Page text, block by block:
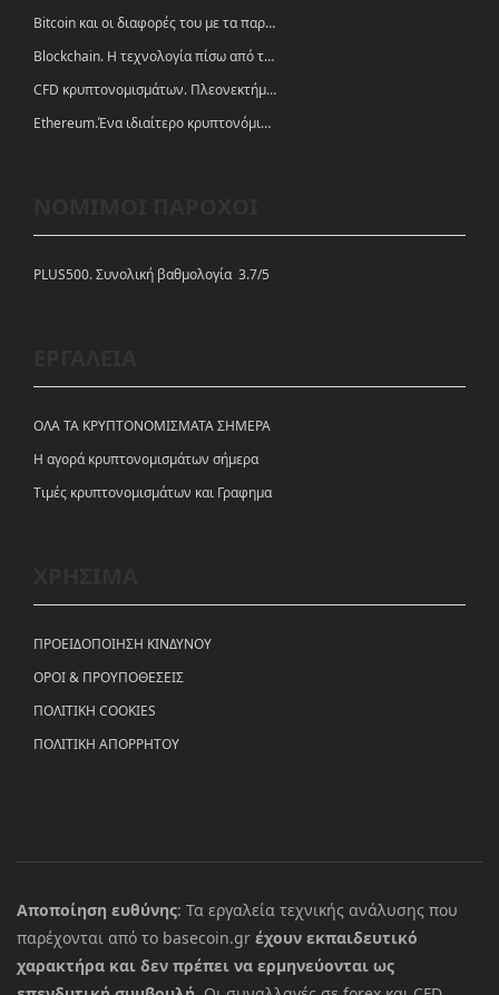
Bitcoin και οι διαφορές του με τα παραδοσιακά νομίσματα
Blockchain. Η τεχνολογία πίσω από τα κρυπτονομίσματα
CFD κρυπτονομισμάτων. Πλεονεκτήματα και ευκαιρίες
Ethereum.Ένα ιδιαίτερο κρυπτονόμισμα-πλατφόρμα
PLUS500. Συνολική βαθμολογία 3.7/5
ΟΛΑ ΤΑ ΚΡΥΠΤΟΝΟΜΙΣΜΑΤΑ ΣΗΜΕΡΑ
Η αγορά κρυπτονομισμάτων σήμερα
Tιμές κρυπτονομισμάτων και Γραφημα
ΠΡΟΕΙΔΟΠΟΙΗΣΗ ΚΙΝΔΥΝΟΥ
ΟΡΟΙ & ΠΡΟΥΠΟΘΕΣΕΙΣ
ΠΟΛΙΤΙΚΗ COOKIES
ΠΟΛΙΤΙΚΗ ΑΠΟΡΡΗΤΟΥ
Αποποίηση ευθύνης: Τα εργαλεία τεχνικής ανάλυσης που
παρέχονται από το basecoin.gr έχουν εκπαιδευτικό
χαρακτήρα και δεν πρέπει να ερμηνεύονται ως